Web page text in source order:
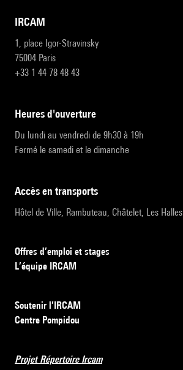
IRCAM
1, place Igor-Stravinsky
75004 Paris
+33 1 44 78 48 43
heures d'ouverture
Du lundi au vendredi de 9h30 à 19h
Fermé le samedi et le dimanche
accès en transports
Hôtel de Ville, Rambuteau, Châtelet, Les Halles
Offres d’emploi et stages
L’équipe IRCAM
Soutenir l’IRCAM
Centre Pompidou
Projet Répertoire Ircam